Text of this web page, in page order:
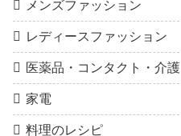
メンズファッション
レディースファッション
医薬品・コンタクト・介護
家電
料理のレシピ